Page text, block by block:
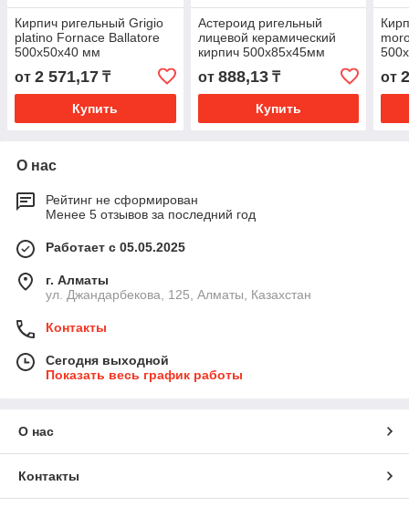
Кирпич ригельный Grigio
platino Fornace Ballatore
500х50х40 мм
от 2 571,17 ₸
Купить
Астероид ригельный
лицевой керамический
кирпич 500х85х45мм
от 888,13₸
Купить
от
О нас
Рейтинг не сформирован
Менее 5 отзывов за последний год
Работает с 05.05.2025
г. Алматы
ул. Джандарбекова, 125, Алматы, Казахстан
Контакты
Сегодня выходной
Показать весь график работы
О нас
Контакты